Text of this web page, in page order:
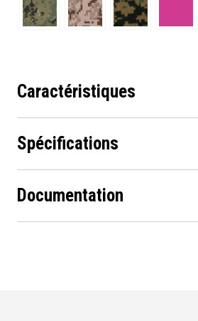
Caractéristiques
Spécifications
Documentation